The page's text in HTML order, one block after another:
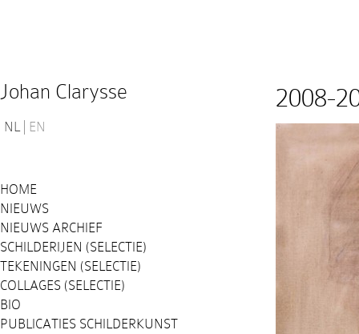
Johan Clarysse
NL EN
HOME
NIEUWS
NIEUWS ARCHIEF
SCHILDERIJEN (SELECTIE)
TEKENINGEN (SELECTIE)
COLLAGES (SELECTIE)
BIO
PUBLICATIES SCHILDERKUNST
2008-